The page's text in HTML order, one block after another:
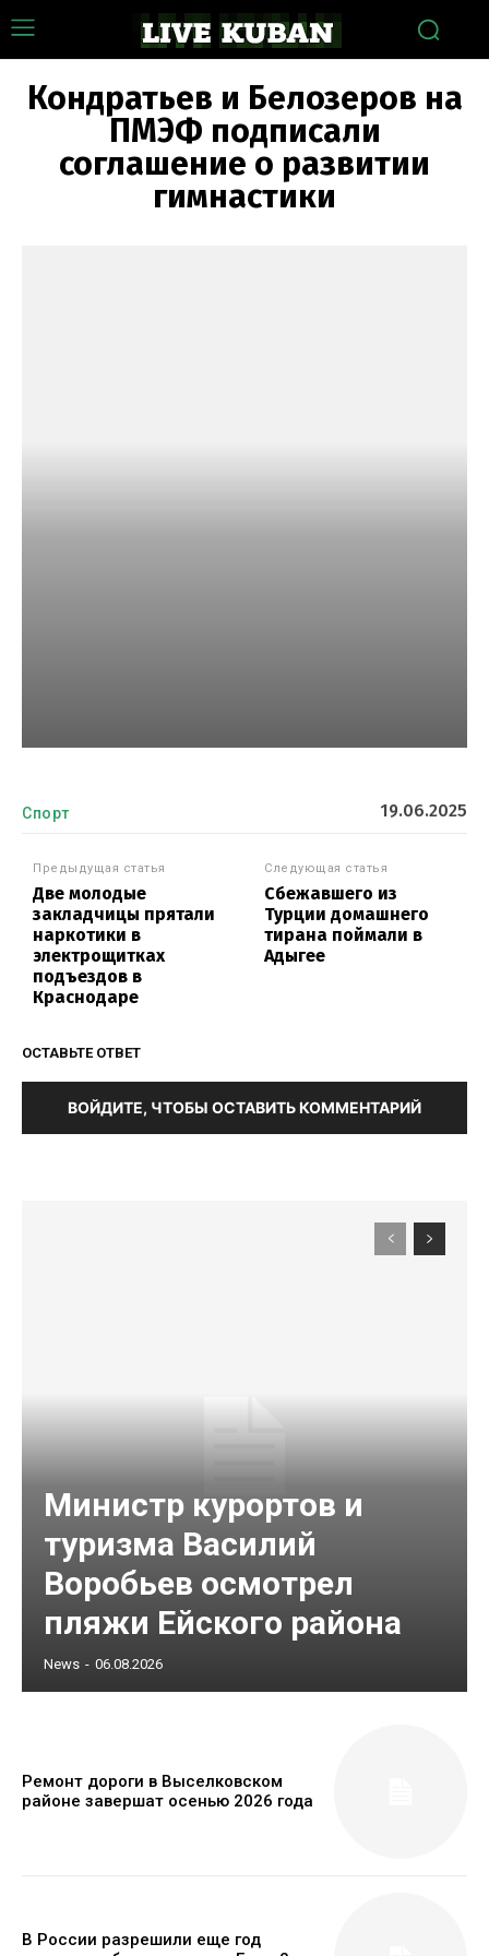
Кондратьев и Белозеров на
ПМЭФ подписали
соглашение о развитии
гимнастики
Спорт 19.06.2025
Предыдущая статья
Две молодые
закладчицы прятали
наркотики в
электрощитках
подъездов в
Краснодаре
Следующая статья
Сбежавшего из
Турции домашнего
тирана поймали в
Адыгее
ОСТАВЬТЕ ОТВЕТ
ВОЙДИТЕ, ЧТОБЫ ОСТАВИТЬ КОММЕНТАРИЙ
Министр курортов и
туризма Василий
Воробьев осмотрел
пляжи Ейского района
News - 06.08.2026
Ремонт дороги в Выселковском
районе завершат осенью 2026 года
В России разрешили еще год